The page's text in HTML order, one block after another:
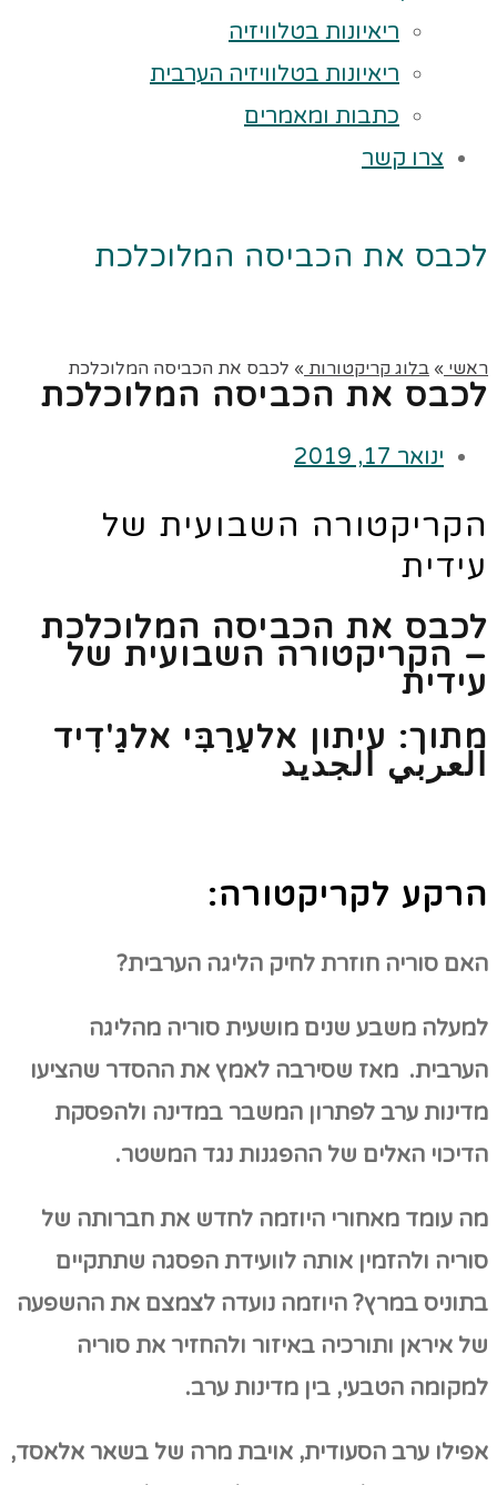
ריאיונות בטלוויזיה
ריאיונות בטלוויזיה הערבית
כתבות ומאמרים
צרו קשר
לכבס את הכביסה המלוכלכת
ראשי » בלוג קריקטורות » לכבס את הכביסה המלוכלכת
לכבס את הכביסה המלוכלכת
ינואר 17, 2019
הקריקטורה השבועית של
עידית
לכבס את הכביסה המלוכלכת
– הקריקטורה השבועית של
עידית
מתוך: עיתון אלעַרַבִּי אלגַ'דִיד
العربي الجديد
הרקע לקריקטורה:
האם סוריה חוזרת לחיק הליגה הערבית?
למעלה משבע שנים מושעית סוריה מהליגה
הערבית. מאז שסירבה לאמץ את ההסדר שהציעו
מדינות ערב לפתרון המשבר במדינה ולהפסקת
הדיכוי האלים של ההפגנות נגד המשטר.
מה עומד מאחורי היוזמה לחדש את חברותה של
סוריה ולהזמין אותה לוועידת הפסגה שתתקיים
בתוניס במרץ? היוזמה נועדה לצמצם את ההשפעה
של איראן ותורכיה באיזור ולהחזיר את סוריה
למקומה הטבעי, בין מדינות ערב.
אפילו ערב הסעודית, אויבת מרה של בשאר אלאסד,